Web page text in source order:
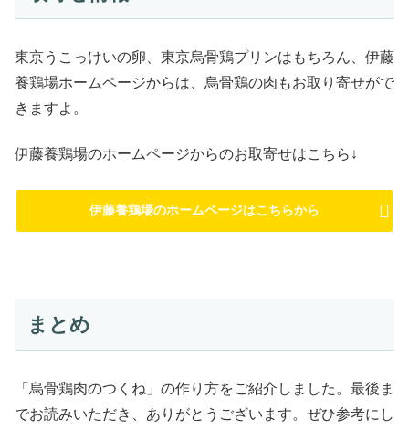
東京うこっけいの卵、東京烏骨鶏プリンはもちろん、伊藤
養鶏場ホームページからは、烏骨鶏の肉もお取り寄せがで
きますよ。
伊藤養鶏場のホームページからのお取寄せはこちら↓
伊藤養鶏場のホームページはこちらから
まとめ
「烏骨鶏肉のつくね」の作り方をご紹介しました。最後ま
でお読みいただき、ありがとうございます。ぜひ参考にし